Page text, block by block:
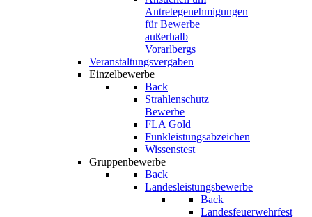
Antretegenehmigungen
für Bewerbe
außerhalb
Vorarlbergs
Veranstaltungsvergaben
Einzelbewerbe
Back
Strahlenschutz
Bewerbe
FLA Gold
Funkleistungsabzeichen
Wissenstest
Gruppenbewerbe
Back
Landesleistungsbewerbe
Back
Landesfeuerwehrfest